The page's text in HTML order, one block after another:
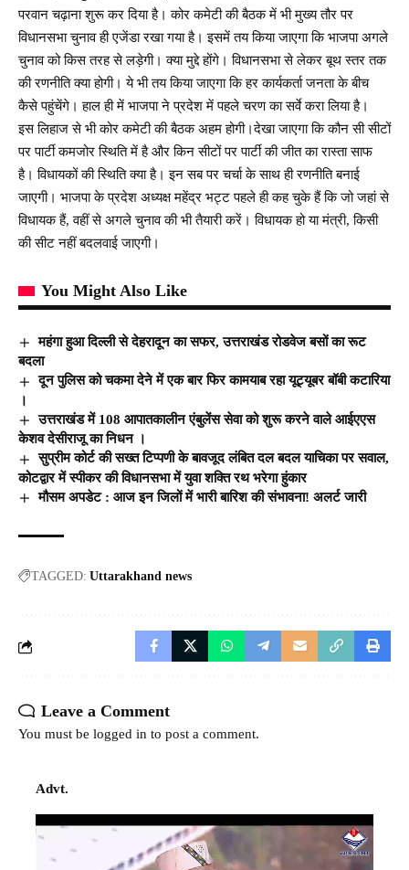
परवान चढ़ाना शुरू कर दिया है। कोर कमेटी की बैठक में भी मुख्य तौर पर
विधानसभा चुनाव ही एजेंडा रखा गया है। इसमें तय किया जाएगा कि भाजपा अगले
चुनाव को किस तरह से लड़ेगी। क्या मुद्दे होंगे। विधानसभा से लेकर बूथ स्तर तक
की रणनीति क्या होगी। ये भी तय किया जाएगा कि हर कार्यकर्ता जनता के बीच
कैसे पहुंचेंगे। हाल ही में भाजपा ने प्रदेश में पहले चरण का सर्वे करा लिया है।
इस लिहाज से भी कोर कमेटी की बैठक अहम होगी।देखा जाएगा कि कौन सी सीटों
पर पार्टी कमजोर स्थिति में है और किन सीटों पर पार्टी की जीत का रास्ता साफ
है। विधायकों की स्थिति क्या है। इन सब पर चर्चा के साथ ही रणनीति बनाई
जाएगी। भाजपा के प्रदेश अध्यक्ष महेंद्र भट्ट पहले ही कह चुके हैं कि जो जहां से
विधायक हैं, वहीं से अगले चुनाव की भी तैयारी करें। विधायक हो या मंत्री, किसी
की सीट नहीं बदलवाई जाएगी।
You Might Also Like
महंगा हुआ दिल्ली से देहरादून का सफर, उत्तराखंड रोडवेज बसों का रूट
बदला
दून पुलिस को चकमा देने में एक बार फिर कामयाब रहा यूट्यूबर बॉबी कटारिया
।
उत्तराखंड में 108 आपातकालीन एंबुलेंस सेवा को शुरू करने वाले आईएएस
केशव देसीराजू का निधन ।
सुप्रीम कोर्ट की सख्त टिप्पणी के बावजूद लंबित दल बदल याचिका पर सवाल,
कोटद्वार में स्पीकर की विधानसभा में युवा शक्ति रथ भरेगा हुंकार
मौसम अपडेट : आज इन जिलों में भारी बारिश की संभावना! अलर्ट जारी
TAGGED: Uttarakhand news
Leave a Comment
You must be logged in to post a comment.
Advt.
Video